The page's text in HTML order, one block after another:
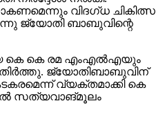
വിദഗ്ധ ചികിത്സ
ജ്യോതി ബാബുവിന്റെ
കെ കെ രമ എംഎല്‍എയും
ജ്യോതിബാബുവിന്
വ്യക്തമാക്കി കെ
സത്യവാങ്മൂലം